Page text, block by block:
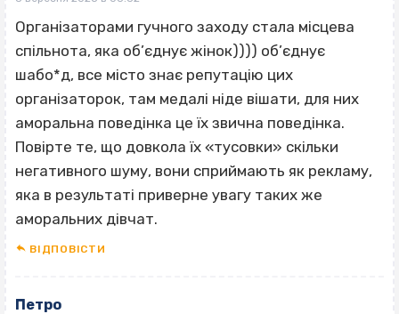
Організаторами гучного заходу стала місцева
спільнота, яка об’єднує жінок)))) об’єднує
шабо*д, все місто знає репутацію цих
організаторок, там медалі ніде вішати, для них
аморальна поведінка це їх звична поведінка.
Повірте те, що довкола їх «тусовки» скільки
негативного шуму, вони сприймають як рекламу,
яка в результаті приверне увагу таких же
аморальних дівчат.
ВІДПОВІCТИ
Петро